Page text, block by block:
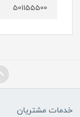
501155500
خدمات مشتریان